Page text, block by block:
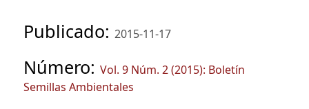
Publicado: 2015-11-17
Número: Vol. 9 Núm. 2 (2015): Boletín
Semillas Ambientales